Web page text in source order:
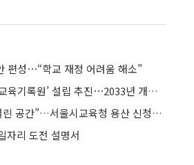
편성⋯“학교 재정 어려움 해소”
서울시교육청, ‘서울교육기록원’ 설립 추진⋯2033년 개원 목표
“시민과 함께 쓰는 열린 공간”…서울시교육청 용산 신청사 개청
자리 도전 설명서